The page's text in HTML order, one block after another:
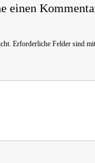
einen
Erforderliche Felder sind mit